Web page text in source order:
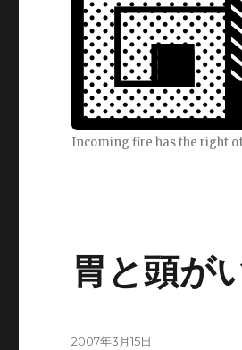
Incoming fire has the right
胃と頭が
投
2007年3月15日